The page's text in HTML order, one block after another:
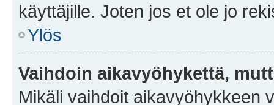
käyttäjille. Joten jos et ole jo
Ylös
Vaihdoin aikavyöhykettä,
Mikäli vaihdoit aikavyöhykkeen